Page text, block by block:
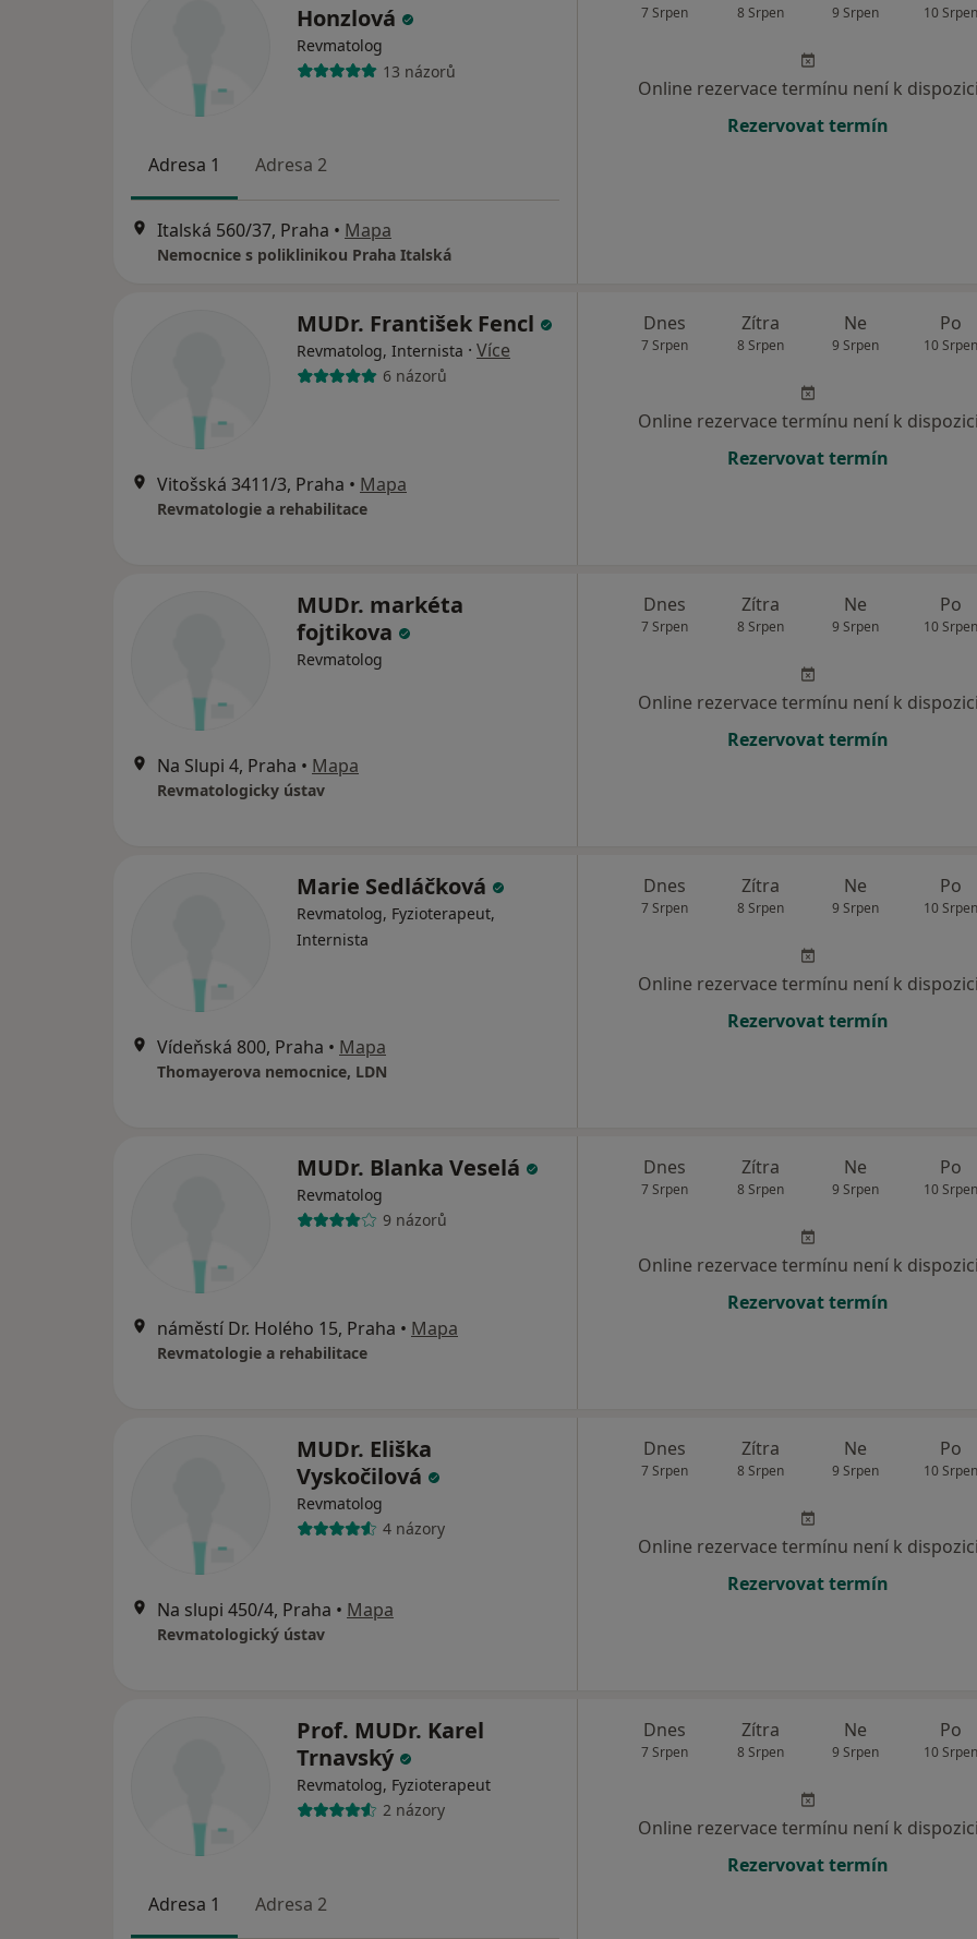
Honzlová
Revmatolog
13 názorů
Adresa 1 Adresa 2
Italská 560/37, Praha • Mapa
Nemocnice s poliklinikou Praha Italská
7 Srpen 8 Srpen 9 Srpen 10 Srpen
Online rezervace termínu není k dispozici
Rezervovat termín
MUDr. František Fencl
Revmatolog, Internista · Více
6 názorů
Vitošská 3411/3, Praha • Mapa
Revmatologie a rehabilitace
Dnes
7 Srpen
Zítra
8 Srpen
Ne
9 Srpen
Po
10 Srpen
Online rezervace termínu není k dispozici
Rezervovat termín
MUDr. markéta
fojtikova
Revmatolog
Na Slupi 4, Praha • Mapa
Revmatologicky ústav
Dnes
7 Srpen
Zítra
8 Srpen
Ne
9 Srpen
Po
10 Srpen
Online rezervace termínu není k dispozici
Rezervovat termín
Marie Sedláčková
Revmatolog, Fyzioterapeut,
Internista
Vídeňská 800, Praha • Mapa
Thomayerova nemocnice, LDN
Dnes
7 Srpen
Zítra
8 Srpen
Ne
9 Srpen
Po
10 Srpen
Online rezervace termínu není k dispozici
Rezervovat termín
MUDr. Blanka Veselá
Revmatolog
9 názorů
náměstí Dr. Holého 15, Praha • Mapa
Revmatologie a rehabilitace
Dnes
7 Srpen
Zítra
8 Srpen
Ne
9 Srpen
Po
10 Srpen
Online rezervace termínu není k dispozici
Rezervovat termín
MUDr. Eliška
Vyskočilová
Revmatolog
4 názory
Na slupi 450/4, Praha • Mapa
Revmatologický ústav
Dnes
7 Srpen
Zítra
8 Srpen
Ne
9 Srpen
Po
10 Srpen
Online rezervace termínu není k dispozici
Rezervovat termín
Prof. MUDr. Karel
Trnavský
Revmatolog, Fyzioterapeut
2 názory
Adresa 1 Adresa 2
Dnes
7 Srpen
Zítra
8 Srpen
Ne
9 Srpen
Po
10 Srpen
Online rezervace termínu není k dispozici
Rezervovat termín